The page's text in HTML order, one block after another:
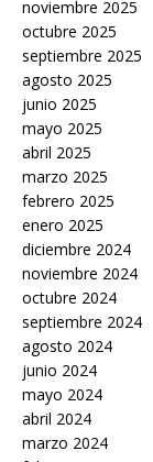
noviembre 2025
octubre 2025
septiembre 2025
agosto 2025
junio 2025
mayo 2025
abril 2025
marzo 2025
febrero 2025
enero 2025
diciembre 2024
noviembre 2024
octubre 2024
septiembre 2024
agosto 2024
junio 2024
mayo 2024
abril 2024
marzo 2024